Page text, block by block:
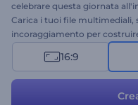
celebrare questa giornata
Carica i tuoi file multimediali,
incoraggiamento per
bambini e, con pochi clic,
Ideale per introduzioni a
16:9